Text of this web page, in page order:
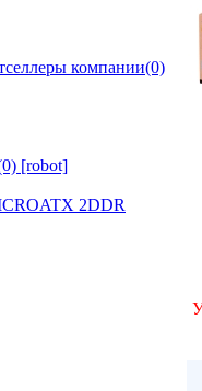
компании(0)
[robot]
2DDR